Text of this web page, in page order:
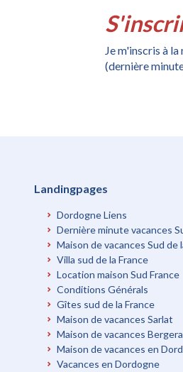
Je m'inscris à
(dernière
Landingpages
Dordogne Liens
Dernière minute vacances
Maison de vacances Sud de
Villa sud de la France
Location maison Sud France
Conditions Générals
Gîtes sud de la France
Maison de vacances Sarlat
Maison de vacances
Maison de vacances en
Vacances en Dordogne